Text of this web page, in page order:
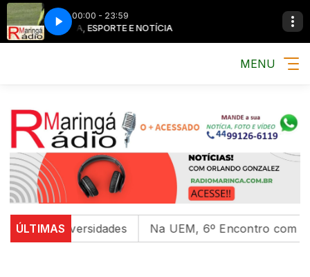
00:00 - 23:59
MÚSICA, ESPORTE E NOTÍCIA
MENU
ÚLTIMAS
em universidades Na UEM, 6º Encontro com as